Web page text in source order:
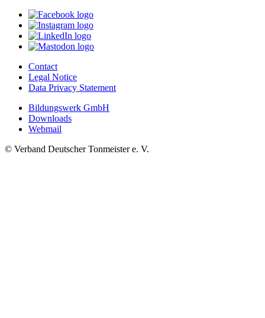
Contact
Legal Notice
Data Privacy Statement
Bildungswerk GmbH
Downloads
Webmail
© Verband Deutscher Tonmeister e. V.